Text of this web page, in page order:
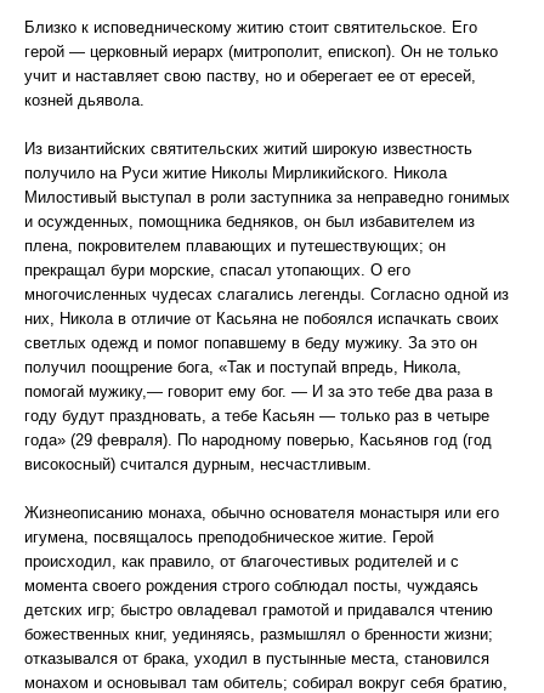
Близко к исповедническому житию стоит святительское. Его
герой — церковный иерарх (митрополит, епископ). Он не только
учит и наставляет свою паству, но и оберегает ее от ересей,
козней дьявола.
Из византийских святительских житий широкую известность
получило на Руси житие Николы Мирликийского. Никола
Милостивый выступал в роли заступника за неправедно гонимых
и осужденных, помощника бедняков, он был избавителем из
плена, покровителем плавающих и путешествующих; он
прекращал бури морские, спасал утопающих. О его
многочисленных чудесах слагались легенды. Согласно одной из
них, Никола в отличие от Касьяна не побоялся испачкать своих
светлых одежд и помог попавшему в беду мужику. За это он
получил поощрение бога, «Так и поступай впредь, Никола,
помогай мужику,— говорит ему бог. — И за это тебе два раза в
году будут праздновать, а тебе Касьян — только раз в четыре
года» (29 февраля). По народному поверью, Касьянов год (год
високосный) считался дурным, несчастливым.
Жизнеописанию монаха, обычно основателя монастыря или его
игумена, посвящалось преподобническое житие. Герой
происходил, как правило, от благочестивых родителей и с
момента своего рождения строго соблюдал посты, чуждаясь
детских игр; быстро овладевал грамотой и придавался чтению
божественных книг, уединяясь, размышлял о бренности жизни;
отказывался от брака, уходил в пустынные места, становился
монахом и основывал там обитель; собирал вокруг себя братию,